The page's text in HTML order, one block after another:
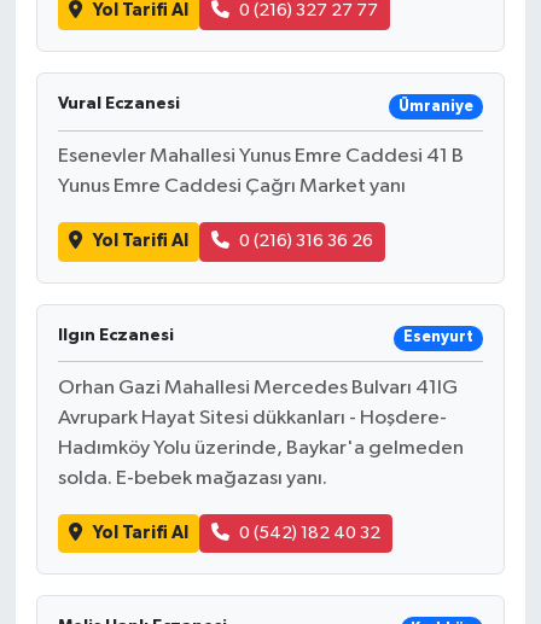
Yol Tarifi Al 0 (216) 327 27 77
Vural Eczanesi Ümraniye
Esenevler Mahallesi Yunus Emre Caddesi 41 B
Yunus Emre Caddesi Çağrı Market yanı
Yol Tarifi Al 0 (216) 316 36 26
Ilgın Eczanesi Esenyurt
Orhan Gazi Mahallesi Mercedes Bulvarı 41IG
Avrupark Hayat Sitesi dükkanları - Hoşdere-
Hadımköy Yolu üzerinde, Baykar'a gelmeden
solda. E-bebek mağazası yanı.
Yol Tarifi Al 0 (542) 182 40 32